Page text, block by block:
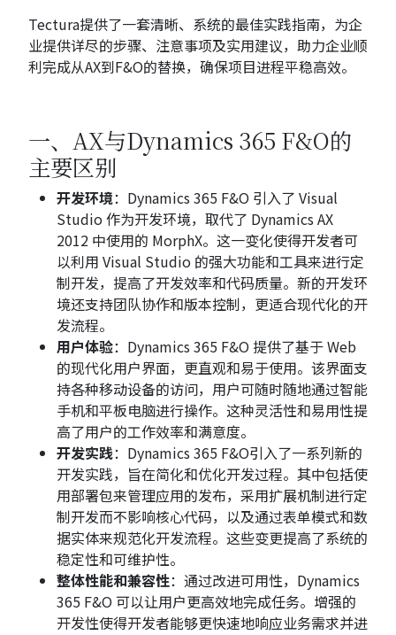
Tectura提供了一套清晰、系统的最佳实践指南，为企
业提供详尽的步骤、注意事项及实用建议，助力企业顺
利完成从AX到F&O的替换，确保项目进程平稳高效。
一、AX与Dynamics 365 F&O的
主要区别
开发环境：Dynamics 365 F&O 引入了 Visual
Studio 作为开发环境，取代了 Dynamics AX
2012 中使用的 MorphX。这一变化使得开发者可
以利用 Visual Studio 的强大功能和工具来进行定
制开发，提高了开发效率和代码质量。新的开发环
境还支持团队协作和版本控制，更适合现代化的开
发流程。
用户体验：Dynamics 365 F&O 提供了基于 Web
的现代化用户界面，更直观和易于使用。该界面支
持各种移动设备的访问，用户可随时随地通过智能
手机和平板电脑进行操作。这种灵活性和易用性提
高了用户的工作效率和满意度。
开发实践：Dynamics 365 F&O引入了一系列新的
开发实践，旨在简化和优化开发过程。其中包括使
用部署包来管理应用的发布，采用扩展机制进行定
制开发而不影响核心代码，以及通过表单模式和数
据实体来规范化开发流程。这些变更提高了系统的
稳定性和可维护性。
整体性能和兼容性：通过改进可用性，Dynamics
365 F&O 可以让用户更高效地完成任务。增强的
开发性使得开发者能够更快速地响应业务需求并进